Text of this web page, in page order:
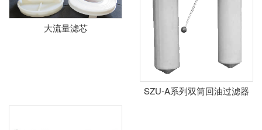
大流量滤芯
SZU-A系列双筒回油过滤器